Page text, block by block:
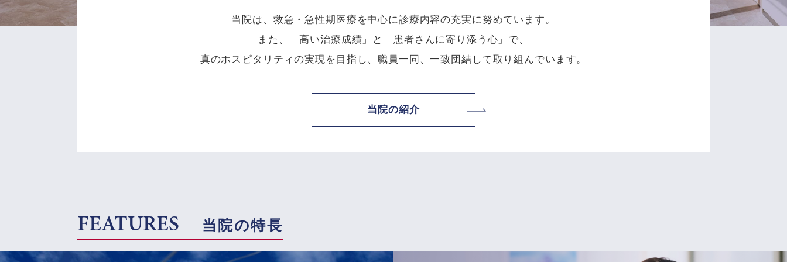
当院は、救急・急性期医療を中心に診療内容の充実に努めています。
また、「高い治療成績」と「患者さんに寄り添う心」で、
真のホスピタリティの実現を目指し、職員一同、一致団結して取り組んでいます。
当院の紹介
FEATURES 当院の特長